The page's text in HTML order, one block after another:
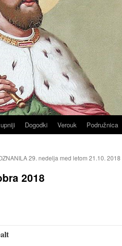
Dogodki Verouk Podružnica
29. nedelja med letom 21.10. 2018
2018